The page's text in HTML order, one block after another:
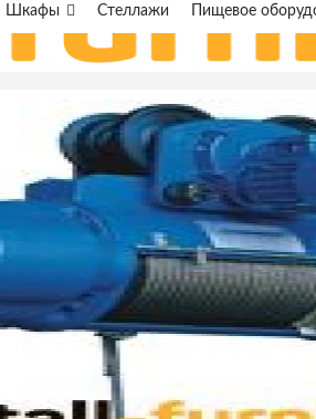
Шкафы Стеллажи Пищевое